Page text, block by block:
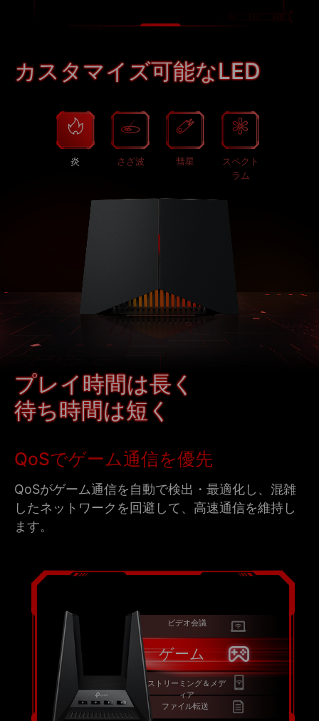
カスタマイズ可能なLED
炎 さざ波 彗星
スペクト
ラム
プレイ時間は長く
待ち時間は短く
QoSでゲーム通信を優先
QoSがゲーム通信を自動で検出・最適化し、混雑
したネットワークを回避して、高速通信を維持し
ます。
ビデオ会議
ゲーム
ストリーミング＆メデ
ィア
ファイル転送